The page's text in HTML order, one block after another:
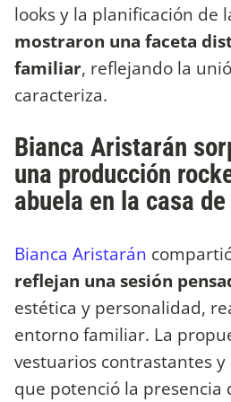
looks y la planificación de
mostraron una faceta
familiar, reflejando la
caracteriza.
Bianca Aristarán
una producción
abuela en la casa de
Bianca Aristarán
reflejan una sesión
estética y personalidad,
entorno familiar. La
vestuarios contrastantes
que potenció la presencia